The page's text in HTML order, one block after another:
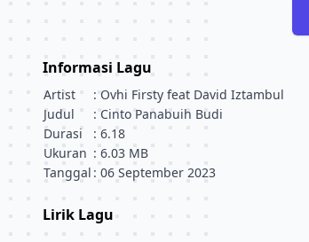
Informasi Lagu
Artist
: Ovhi Firsty feat David Iztambul
Judul
: Cinto Panabuih Budi
Durasi
: 6.18
Ukuran : 6.03 MB
Tanggal : 06 September 2023
Lirik Lagu